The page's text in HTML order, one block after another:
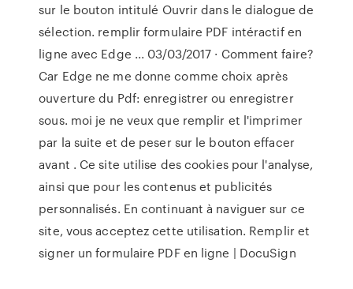
sur le bouton intitulé Ouvrir dans le dialogue de
sélection. remplir formulaire PDF intéractif en
ligne avec Edge ... 03/03/2017 · Comment faire?
Car Edge ne me donne comme choix après
ouverture du Pdf: enregistrer ou enregistrer
sous. moi je ne veux que remplir et l'imprimer
par la suite et de peser sur le bouton effacer
avant . Ce site utilise des cookies pour l'analyse,
ainsi que pour les contenus et publicités
personnalisés. En continuant à naviguer sur ce
site, vous acceptez cette utilisation. Remplir et
signer un formulaire PDF en ligne | DocuSign